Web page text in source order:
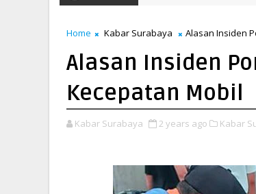
Home Kabar Surabaya Alasan Insiden
Alasan Insiden
Kecepatan Mobil
Kabar Surabaya 2 years ago Kabar